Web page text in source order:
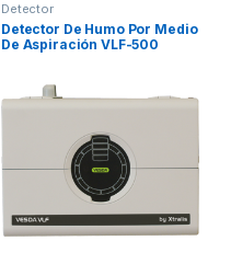
Detector
Detector De Humo Por Medio
De Aspiración VLF-500